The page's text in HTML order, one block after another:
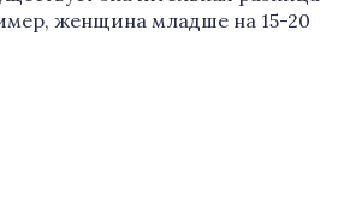
женщина младше на 15-20